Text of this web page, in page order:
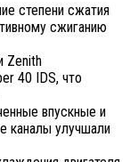
степени сжатия
сжиганию
Zenith
40 IDS, что
впускные и
каналы улучшали